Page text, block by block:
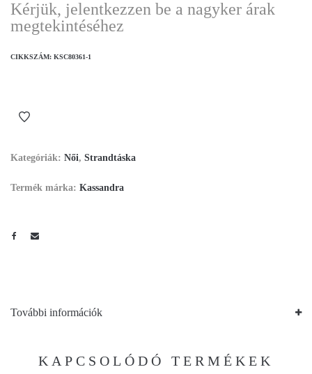
Kérjük, jelentkezzen be a nagyker árak
megtekintéséhez
CIKKSZÁM: KSC80361-1
Kategóriák: Női, Strandtáska
Termék márka: Kassandra
További információk
KAPCSOLÓDÓ TERMÉKEK